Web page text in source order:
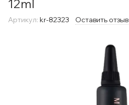
12ml
Артикул: kr-82323 Оставить отзыв